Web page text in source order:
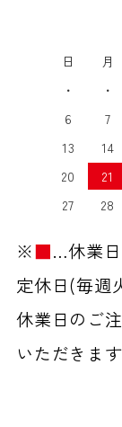
日 月
・
・
6
7
13
14
20
21
27
28
※■…休業
定休日(毎週
休業日のご
いただきます